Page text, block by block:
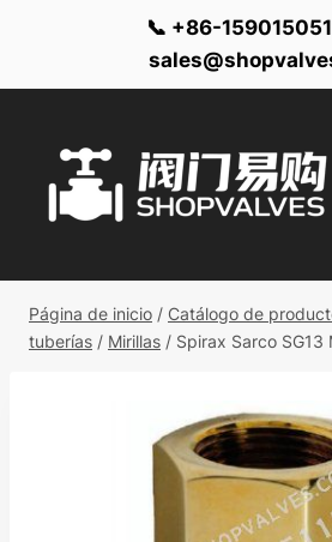
📞 +86-
contenido
Página de inicio / Catálogo de
tuberías / Mirillas / Spirax Sarco SG13